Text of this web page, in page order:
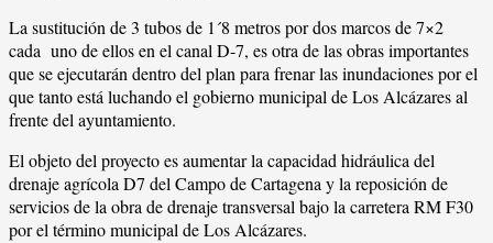
La sustitución de 3 tubos de 1´8 metros por dos marcos de 7×2
cada uno de ellos en el canal D-7, es otra de las obras importantes
que se ejecutarán dentro del plan para frenar las inundaciones por el
que tanto está luchando el gobierno municipal de Los Alcázares al
frente del ayuntamiento.
El objeto del proyecto es aumentar la capacidad hidráulica del
drenaje agrícola D7 del Campo de Cartagena y la reposición de
servicios de la obra de drenaje transversal bajo la carretera RM F30
por el término municipal de Los Alcázares.